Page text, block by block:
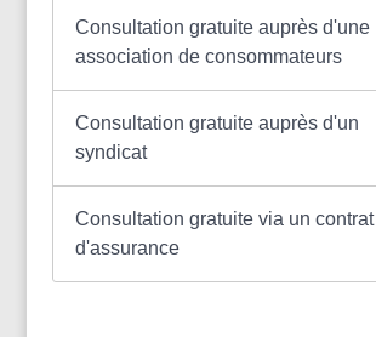
Consultation gratuite auprès d'une
association de consommateurs
Consultation gratuite auprès d'un
syndicat
Consultation gratuite via un contrat
d'assurance